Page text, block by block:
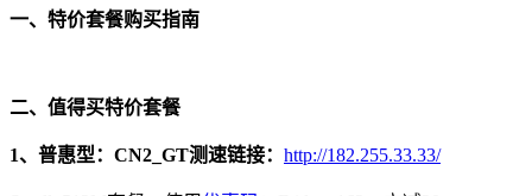
一、特价套餐购买指南
二、值得买特价套餐
1、普惠型：CN2_GT测速链接： http://182.255.33.33/